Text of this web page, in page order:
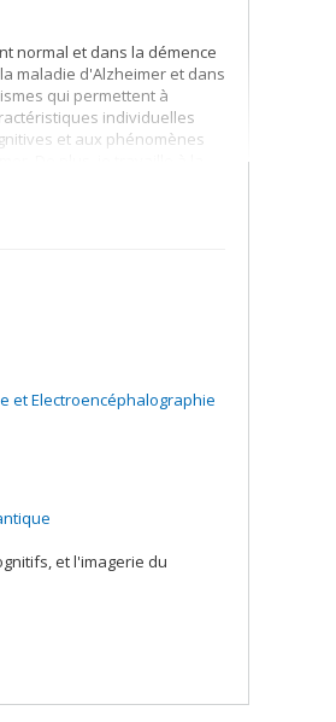
normal et dans la démence
maladie d'Alzheimer et dans
qui permettent à
individuelles
et aux phénomènes
Canadiens, notamment
et Electroencéphalographie
et l'imagerie du